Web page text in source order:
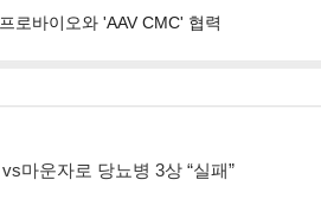
로바이오와 'AAV CMC' 협력
마운자로 당뇨병 3상 “실패”